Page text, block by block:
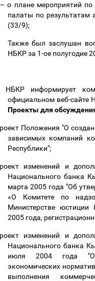
– о плане мероприятий
палаты по результатам
(33/9);
Также был заслушан
НБКР за 1-ое полугодие
НБКР информирует
официальном веб-сайте
Проекты для
Положения "О
зависимых компаний
Республики";
изменений и
Национального банка
марта 2005 года "Об
«О Комитете по
Министерстве
2005 года,
изменений и
Национального банка
июля 2004 года
экономических
выполнения